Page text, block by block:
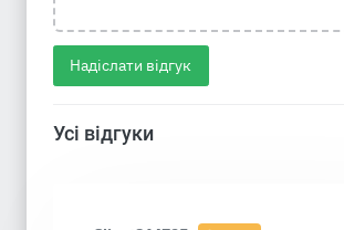
Надіслати відгук
Усі відгуки